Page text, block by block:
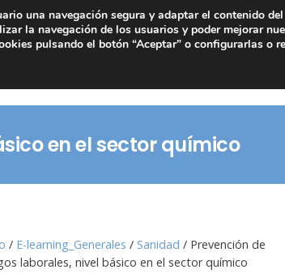
en el sector químico
/ E-learning_Generales / Sanidad / Prevención de
laborales, nivel básico en el sector químico
una navegación segura y adaptar el contenido
la navegación de los usuarios y poder mejorar
pulsando el botón “Aceptar” o configurarlas o